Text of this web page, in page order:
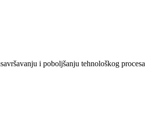
i poboljšanju tehnološkog procesa